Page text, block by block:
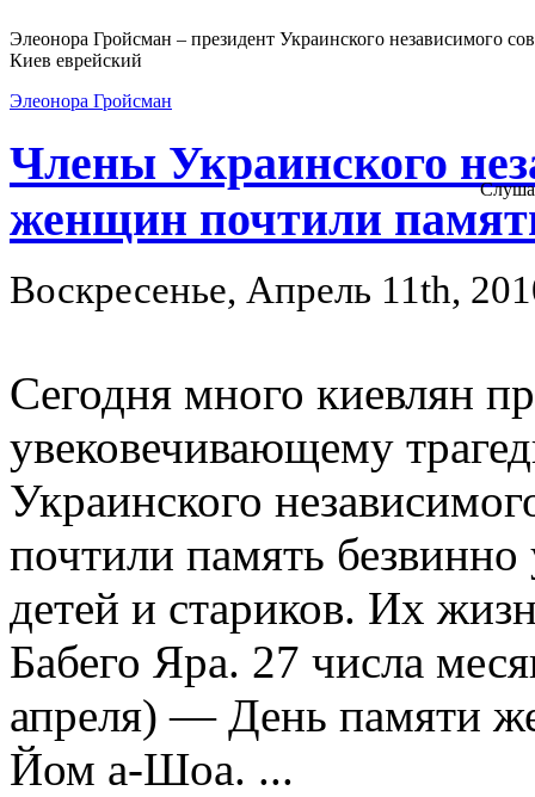
Элеонора Гройсман – президент Украинского независимого
Киев еврейский
Элеонора Гройсман
Члены Украинского
женщин почтили
Воскресенье, Апрель 11th,
Сегодня много киевлян
увековечивающему
Украинского
почтили память
детей и стариков. Их
Бабего Яра. 27 числа
апреля) — День памяти
Йом а-Шоа. ...